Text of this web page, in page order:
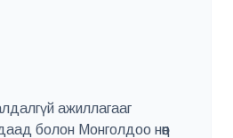
ажиллагааг
болон Монголдоо нөөц